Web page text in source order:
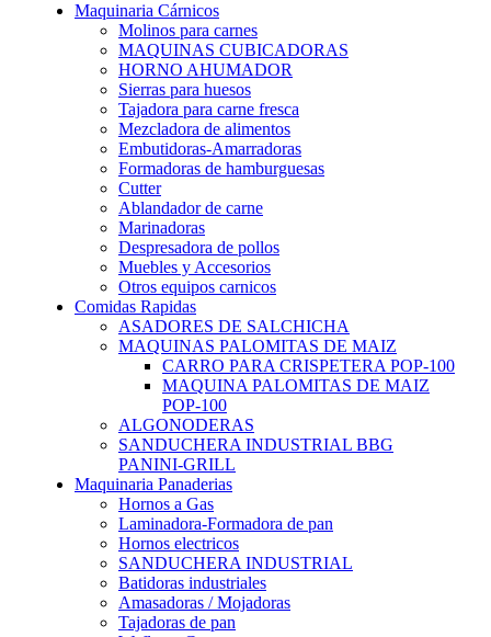
Maquinaria Cárnicos
Molinos para carnes
MAQUINAS CUBICADORAS
HORNO AHUMADOR
Sierras para huesos
Tajadora para carne fresca
Mezcladora de alimentos
Embutidoras-Amarradoras
Formadoras de hamburguesas
Cutter
Ablandador de carne
Marinadoras
Despresadora de pollos
Muebles y Accesorios
Otros equipos carnicos
Comidas Rapidas
ASADORES DE SALCHICHA
MAQUINAS PALOMITAS DE MAIZ
CARRO PARA CRISPETERA POP-100
MAQUINA PALOMITAS DE MAIZ
POP-100
ALGONODERAS
SANDUCHERA INDUSTRIAL BBG
PANINI-GRILL
Maquinaria Panaderias
Hornos a Gas
Laminadora-Formadora de pan
Hornos electricos
SANDUCHERA INDUSTRIAL
Batidoras industriales
Amasadoras / Mojadoras
Tajadoras de pan